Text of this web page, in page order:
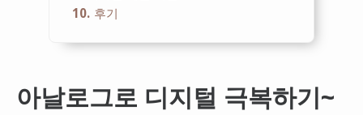
10 후기
아날로그로 디지털 극복하기~